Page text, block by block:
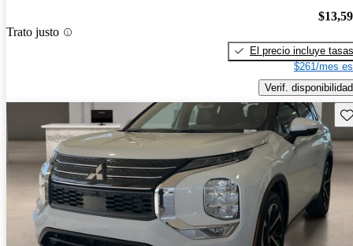
Trato justo
El precio incluye tasas
$261/mes
Verif. disponibilidad